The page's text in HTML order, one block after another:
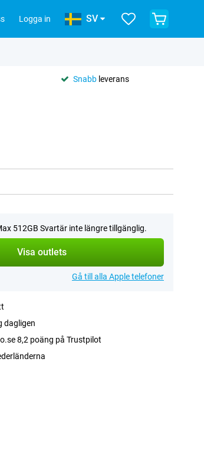
Logga in SV
Snabb leverans
512GB Svartär inte längre tillgänglig.
Visa outlets
Gå till alla Apple telefoner
dagligen
8,2 poäng på Trustpilot